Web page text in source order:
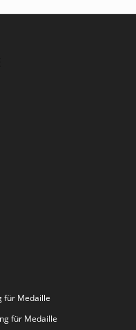
für Medaille
für Medaille